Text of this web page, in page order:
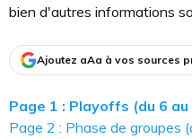
bien d'autres informations
Ajoutez aAa à vos sources
Page 1 : Playoffs (du 6
Page 2 : Phase de groupes